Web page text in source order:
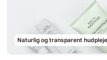
Naturlig og transparent